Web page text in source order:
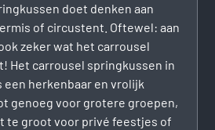
doet denken aan
of circustent. Oftewel: aan
zeker wat het carrousel
Het carrousel springkussen in
een herkenbaar en vrolijk
genoeg voor grotere groepen,
te groot voor privé feestjes of